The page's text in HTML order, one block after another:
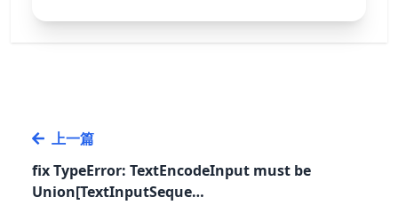
上一篇
fix TypeError: TextEncodeInput must be
Union[TextInputSeque…